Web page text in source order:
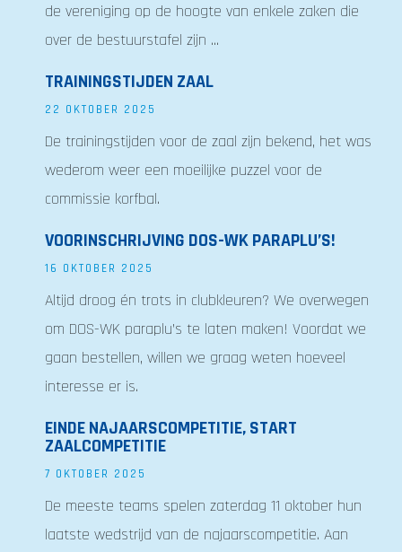
de vereniging op de hoogte van enkele zaken die
over de bestuurstafel zijn ...
TRAININGSTIJDEN ZAAL
22 OKTOBER 2025
De trainingstijden voor de zaal zijn bekend, het was
wederom weer een moeilijke puzzel voor de
commissie korfbal.
VOORINSCHRIJVING DOS-WK PARAPLU’S!
16 OKTOBER 2025
Altijd droog én trots in clubkleuren? We overwegen
om DOS-WK paraplu’s te laten maken! Voordat we
gaan bestellen, willen we graag weten hoeveel
interesse er is.
EINDE NAJAARSCOMPETITIE, START
ZAALCOMPETITIE
7 OKTOBER 2025
De meeste teams spelen zaterdag 11 oktober hun
laatste wedstrijd van de najaarscompetitie. Aan